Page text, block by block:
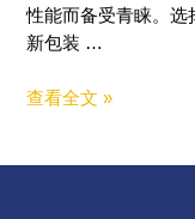
性能而备受青睐。选
新包装 …
查看全文 »